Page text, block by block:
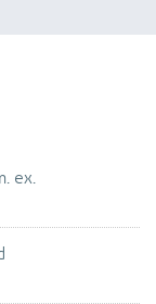
de woning te
aan
uitzicht op de
€ 25,-
ex.